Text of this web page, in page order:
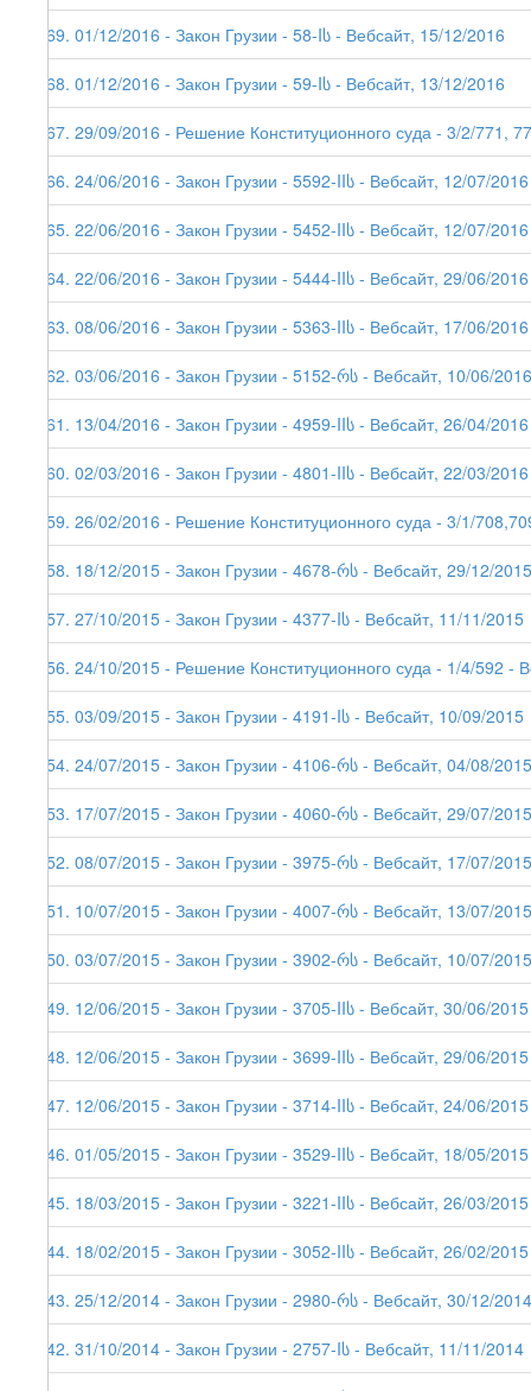
169. 01/12/2016 - Закон Грузии - 58-Iს - Вебсайт, 15/12/2016
168. 01/12/2016 - Закон Грузии - 59-Iს - Вебсайт, 13/12/2016
167. 29/09/2016 - Решение Конституционного суда - 3/2/771,
166. 24/06/2016 - Закон Грузии - 5592-IIს - Вебсайт, 12/07/2016
165. 22/06/2016 - Закон Грузии - 5452-IIს - Вебсайт, 12/07/2016
164. 22/06/2016 - Закон Грузии - 5444-IIს - Вебсайт, 29/06/2016
163. 08/06/2016 - Закон Грузии - 5363-IIს - Вебсайт, 17/06/2016
162. 03/06/2016 - Закон Грузии - 5152-რს - Вебсайт, 10/06/2016
161. 13/04/2016 - Закон Грузии - 4959-IIს - Вебсайт, 26/04/2016
160. 02/03/2016 - Закон Грузии - 4801-IIს - Вебсайт, 22/03/2016
159. 26/02/2016 - Решение Конституционного суда - 3/1/
158. 18/12/2015 - Закон Грузии - 4678-რს - Вебсайт, 29/12/2015
157. 27/10/2015 - Закон Грузии - 4377-Iს - Вебсайт, 11/11/2015
156. 24/10/2015 - Решение Конституционного суда - 1/4/592 -
155. 03/09/2015 - Закон Грузии - 4191-Iს - Вебсайт, 10/09/2015
154. 24/07/2015 - Закон Грузии - 4106-რს - Вебсайт, 04/08/2015
153. 17/07/2015 - Закон Грузии - 4060-რს - Вебсайт, 29/07/2015
152. 08/07/2015 - Закон Грузии - 3975-რს - Вебсайт, 17/07/2015
151. 10/07/2015 - Закон Грузии - 4007-რს - Вебсайт, 13/07/2015
150. 03/07/2015 - Закон Грузии - 3902-რს - Вебсайт, 10/07/2015
149. 12/06/2015 - Закон Грузии - 3705-IIს - Вебсайт, 30/06/2015
148. 12/06/2015 - Закон Грузии - 3699-IIს - Вебсайт, 29/06/2015
147. 12/06/2015 - Закон Грузии - 3714-IIს - Вебсайт, 24/06/2015
146. 01/05/2015 - Закон Грузии - 3529-IIს - Вебсайт, 18/05/2015
145. 18/03/2015 - Закон Грузии - 3221-IIს - Вебсайт, 26/03/2015
144. 18/02/2015 - Закон Грузии - 3052-IIს - Вебсайт, 26/02/2015
143. 25/12/2014 - Закон Грузии - 2980-რს - Вебсайт, 30/12/2014
142. 31/10/2014 - Закон Грузии - 2757-Iს - Вебсайт, 11/11/2014